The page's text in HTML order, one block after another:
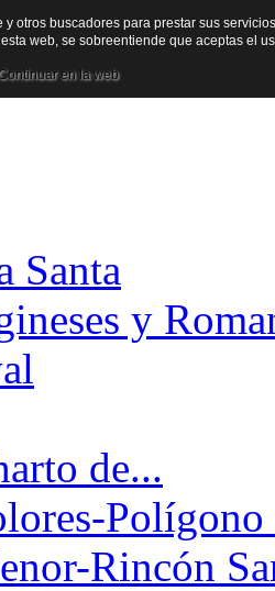
Santa
y
de...
Polígono
Rincón
y otros buscadores para prestar sus
web, se sobreentiende que aceptas el
Continuar en la web